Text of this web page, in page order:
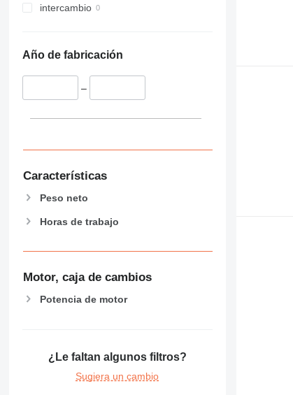
intercambio
Año de fabricación
–
Características
Peso neto
Horas de trabajo
Motor, caja de cambios
Potencia de motor
¿Le faltan algunos filtros?
Sugiera un cambio